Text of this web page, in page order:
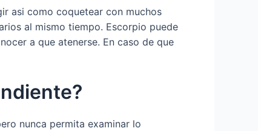
asi­ como coquetear con muchos
al mismo tiempo. Escorpio puede
a que atenerse. En caso de que
nunca permita examinar lo